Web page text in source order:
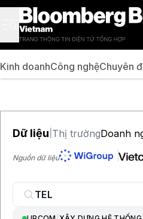
Kinh doanhCông nghệChuyên
Dữ liệu Thị trườngDoanh
Nguồn dữ liệu